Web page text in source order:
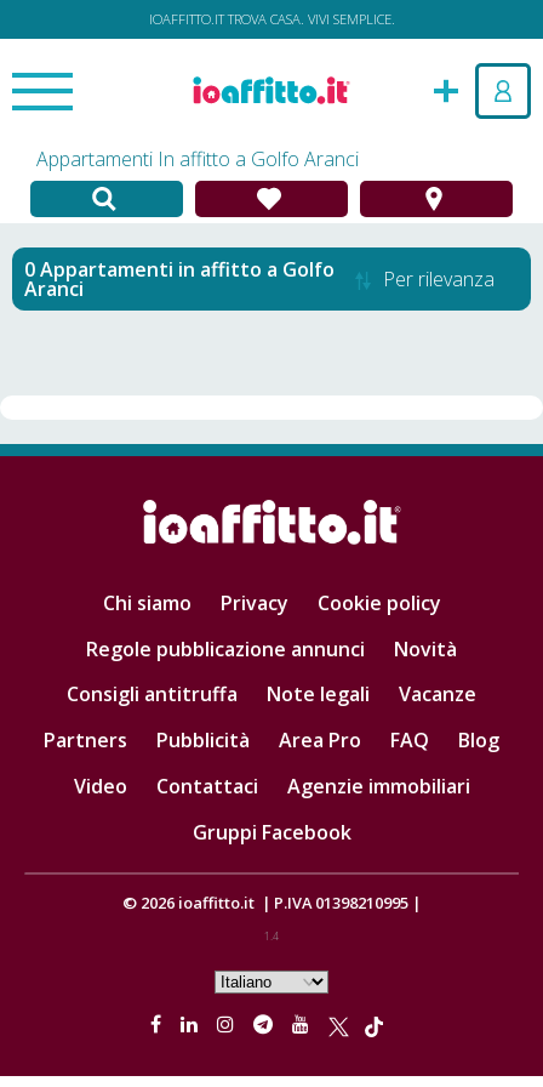
IOAFFITTO.IT TROVA CASA. VIVI SEMPLICE.
Appartamenti In affitto a Golfo Aranci
Appartamenti in affitto a Golfo
Aranci Per rilevanza
Chi siamo Privacy
Cookie policy
Regole pubblicazione annunci
Novità
Consigli antitruffa
Note legali
Vacanze
Partners
Pubblicità Area Pro FAQ
Blog
Video
Contattaci
Agenzie immobiliari
Gruppi Facebook
© 2026 ioaffitto.it | P.IVA 01398210995 |
1.4